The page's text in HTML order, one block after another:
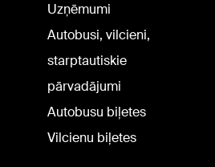
Uzņēmumi
Autobusi, vilcieni,
starptautiskie
pārvadājumi
Autobusu biļetes
Vilcienu biļetes